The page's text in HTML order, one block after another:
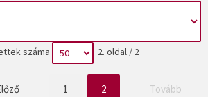
száma 2. oldal / 2
1 2 Tovább